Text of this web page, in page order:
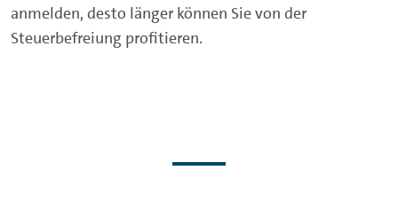
anmelden, desto länger können Sie von der
Steuerbefreiung profitieren.